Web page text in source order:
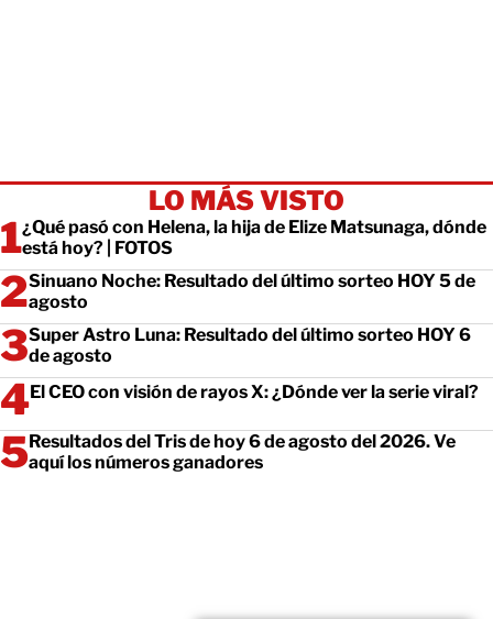
LO MÁS VISTO
¿Qué pasó con Helena, la hija de Elize Matsunaga, dónde
está hoy? | FOTOS
Sinuano Noche: Resultado del último sorteo HOY 5 de
agosto
Super Astro Luna: Resultado del último sorteo HOY 6
de agosto
El CEO con visión de rayos X: ¿Dónde ver la serie viral?
Resultados del Tris de hoy 6 de agosto del 2026. Ve
aquí los números ganadores